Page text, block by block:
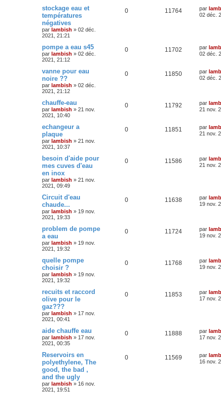
stockage eau et
températures
négatives
par lambish » 02 déc.
2021, 21:21
0 11764 par
02 déc.
pompe a eau s45
par lambish » 02 déc.
2021, 21:12
0 11702 par
02 déc.
vanne pour eau
noire ??
par lambish » 02 déc.
2021, 21:12
0 11850 par
02 déc.
chauffe-eau
par lambish » 21 nov.
2021, 10:40
0 11792 par
21 nov.
echangeur a
plaque
par lambish » 21 nov.
2021, 10:37
0 11851 par
21 nov.
besoin d'aide pour
mes cuves d'eau
en inox
par lambish » 21 nov.
2021, 09:49
0 11586 par
21 nov.
Circuit d'eau
chaude...
par lambish » 19 nov.
2021, 19:33
0 11638 par
19 nov.
problem de pompe
a eau
par lambish » 19 nov.
2021, 19:32
0 11724 par
19 nov.
quelle pompe
choisir ?
par lambish » 19 nov.
2021, 19:32
0 11768 par
19 nov.
recuits et raccord
olive pour le
gaz???
par lambish » 17 nov.
2021, 00:41
0 11853 par
17 nov.
aide chauffe eau
par lambish » 17 nov.
2021, 00:35
0 11888 par
17 nov.
Reservoirs en
polyethylene, The
good, the bad ,
and the ugly
par lambish » 16 nov.
2021, 19:51
0 11569 par
16 nov.